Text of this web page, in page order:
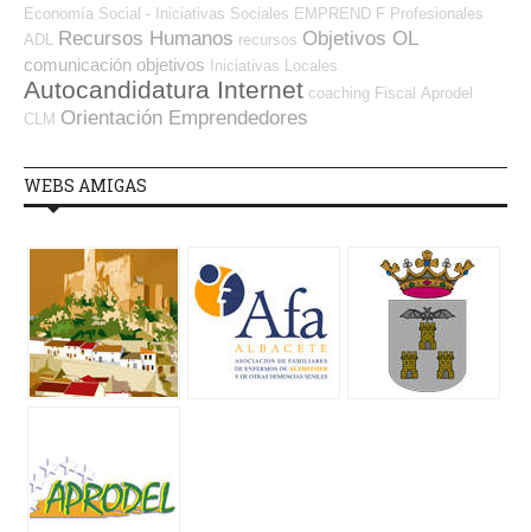
Economía Social - Iniciativas Sociales EMPREND F Profesionales
ADL
Recursos Humanos recursos Objetivos OL
comunicación objetivos Iniciativas Locales
Autocandidatura Internet coaching Fiscal Aprodel
CLM Orientación Emprendedores
WEBS AMIGAS